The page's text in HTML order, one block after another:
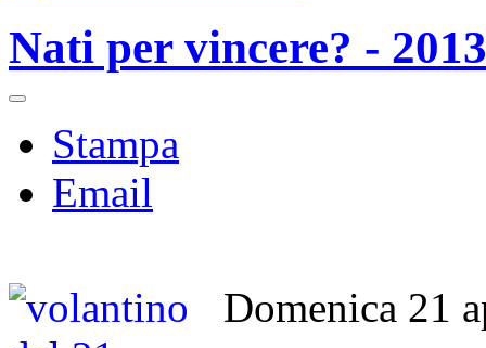
Nati per vincere? -
Stampa
Email
Domenica 21